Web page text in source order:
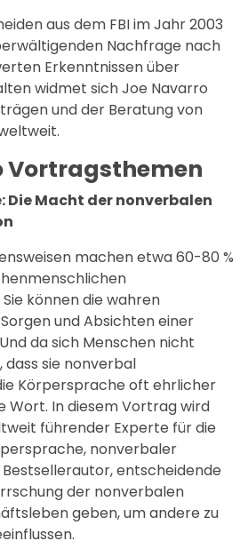
aus dem FBI im Jahr 2003
Nachfrage nach
Erkenntnissen über
widmet sich Joe Navarro
und der Beratung von
Vortragsthemen
Die Macht der nonverbalen
machen etwa 60-80 %
können die wahren
und Absichten einer
da sich Menschen nicht
sie nonverbal
Körpersprache oft ehrlicher
Wort. In diesem Vortrag wird
führender Experte für die
nonverbaler
entscheidende
der nonverbalen
geben, um andere zu